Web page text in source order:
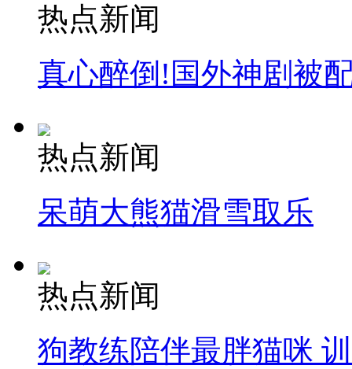
热点新闻
真心醉倒!国外神剧被
热点新闻
呆萌大熊猫滑雪取乐
热点新闻
狗教练陪伴最胖猫咪